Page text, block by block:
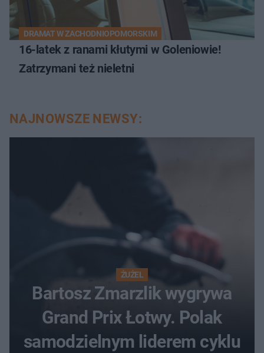
DRAMAT W ZACHODNIOPOMORSKIM
16-latek z ranami kłutymi w Goleniowie!
Zatrzymani też nieletni
NAJNOWSZE NEWSY:
ŻUŻEL
Bartosz Zmarzlik wygrywa
Grand Prix Łotwy. Polak
samodzielnym liderem cyklu